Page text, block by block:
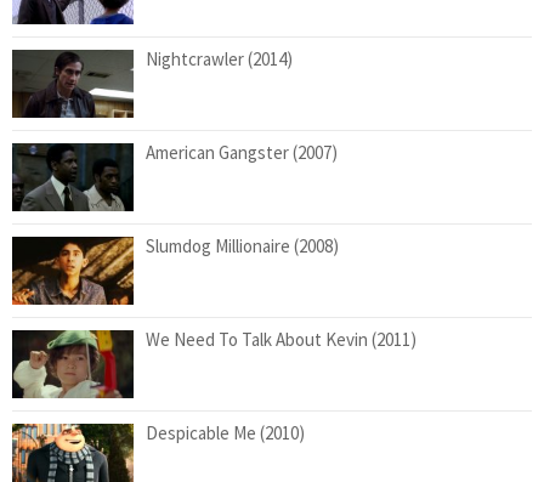
Nightcrawler (2014)
American Gangster (2007)
Slumdog Millionaire (2008)
We Need To Talk About Kevin (2011)
Despicable Me (2010)